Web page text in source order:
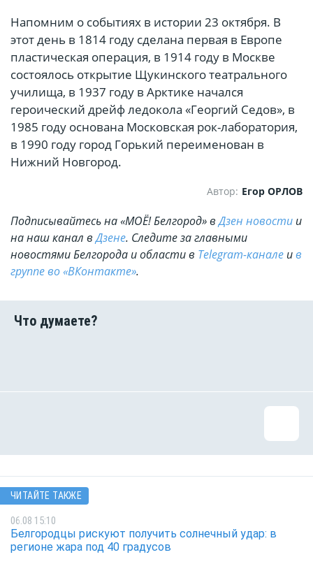
Напомним о событиях в истории 23 октября. В
этот день в 1814 году сделана первая в Европе
пластическая операция, в 1914 году в Москве
состоялось открытие Щукинского театрального
училища, в 1937 году в Арктике начался
героический дрейф ледокола «Георгий Седов», в
1985 году основана Московская рок-лаборатория,
в 1990 году город Горький переименован в
Нижний Новгород.
Автор: Егор ОРЛОВ
Подписывайтесь на «МОЁ! Белгород» вДзен новости и
на наш канал вДзене. Cледите за главными
новостями Белгорода и области в Telegram-канале ив
группе во «ВКонтакте».
ЧИТАЙТЕ ТАКЖЕ
06.08 15:10
Белгородцы рискуют получить солнечный удар: в
регионе жара под 40 градусов